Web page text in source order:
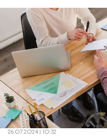
26.07.2024 | 10:32